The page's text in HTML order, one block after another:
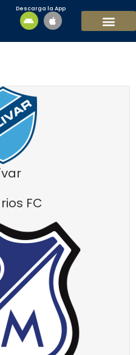
Descarga la App
FC